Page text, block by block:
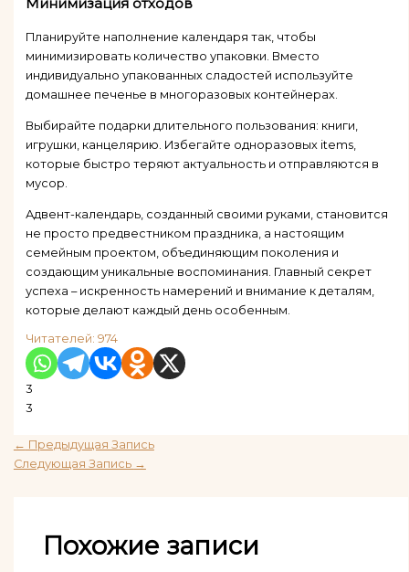
Минимизация отходов
Планируйте наполнение календаря так, чтобы
минимизировать количество упаковки. Вместо
индивидуально упакованных сладостей используйте
домашнее печенье в многоразовых контейнерах.
Выбирайте подарки длительного пользования: книги,
игрушки, канцелярию. Избегайте одноразовых items,
которые быстро теряют актуальность и отправляются в
мусор.
Адвент-календарь, созданный своими руками, становится
не просто предвестником праздника, а настоящим
семейным проектом, объединяющим поколения и
создающим уникальные воспоминания. Главный секрет
успеха – искренность намерений и внимание к деталям,
которые делают каждый день особенным.
Читателей: 974
3
3
← Предыдущая Запись
Следующая Запись →
Похожие записи